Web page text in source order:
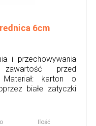
6cm
i przechowywania
zawartość przed
karton o
białe zatyczki
Ilość